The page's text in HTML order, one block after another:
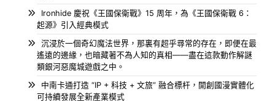
Ironhide 慶祝《王國保衛戰》15 周年，為《王國保衛戰 6：
起源》引入經典模式
沉浸於一個奇幻魔法世界，那裏有超乎尋常的存在，即便在最
遙遠的邊緣，也暗藏著不為人知的真相——盡在這款動作解謎
類銀河惡魔城遊戲之中。
中南卡通打造 “IP + 科技 + 文旅” 融合標杆，開創國漫實體化
可持續發展全新產業模式